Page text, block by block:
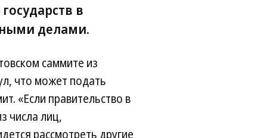
в
делами.
саммите из
что может подать
«Если правительство в
числа лиц,
рассмотреть другие